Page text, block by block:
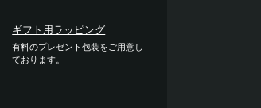
ギフト用ラッピング
有料のプレゼント包装をご用意し
ております。